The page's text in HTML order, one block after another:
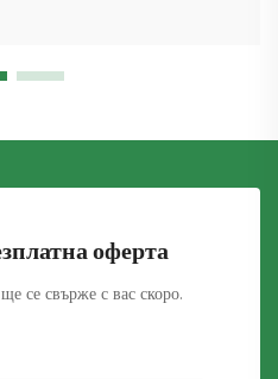
оферта
се свърже с вас скоро.